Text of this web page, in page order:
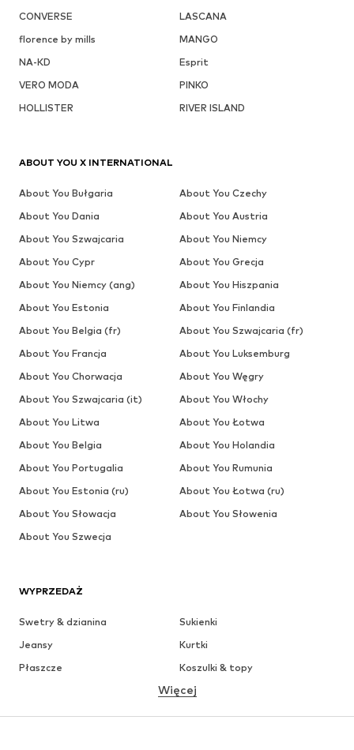
CONVERSE
LASCANA
florence by mills
MANGO
NA-KD
Esprit
VERO MODA
PINKO
HOLLISTER
RIVER ISLAND
WYPRZEDAŻ
Swetry & dzianina
Sukienki
Jeansy
Kurtki
Płaszcze
Koszulki & topy
Bielizna
Więcej
ABOUT YOU X INTERNATIONAL
About You Bułgaria
About You Czechy
About You Dania
About You Austria
About You Szwajcaria
About You Niemcy
About You Cypr
About You Grecja
About You Niemcy (ang)
About You Hiszpania
About You Estonia
About You Finlandia
About You Belgia (fr)
About You Szwajcaria (fr)
About You Francja
About You Luksemburg
About You Chorwacja
About You Węgry
About You Szwajcaria (it)
About You Włochy
About You Litwa
About You Łotwa
About You Belgia
About You Holandia
About You Portugalia
About You Rumunia
About You Estonia (ru)
About You Łotwa (ru)
About You Słowacja
About You Słowenia
About You Szwecja